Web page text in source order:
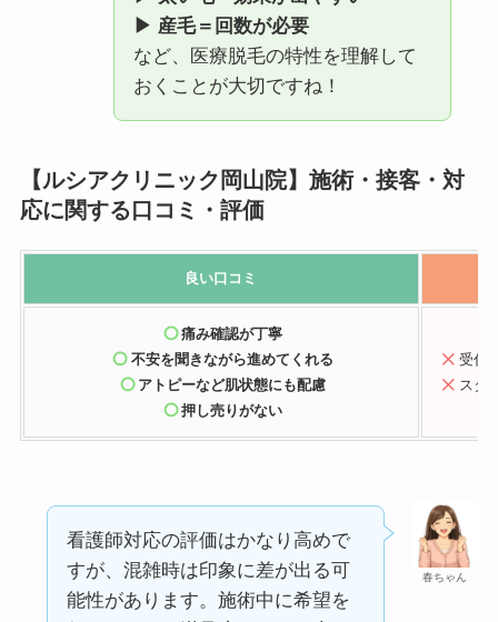
▶ 産毛＝回数が必要
など、医療脱毛の特性を理解して
おくことが大切ですね！
【ルシアクリニック岡山院】施術・接客・対
応に関する口コミ・評価
良い口コミ
痛み確認が丁寧
不安を聞きながら進めてくれる
アトピーなど肌状態にも配慮
押し売りがない
受付
スタ
春ちゃん
看護師対応の評価はかなり高めで
すが、混雑時は印象に差が出る可
能性があります。施術中に希望を